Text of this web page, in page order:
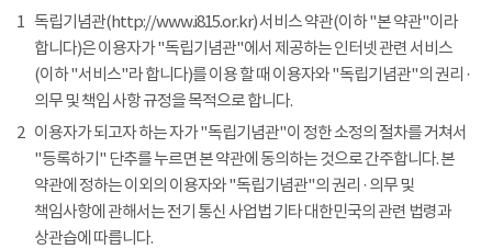
1 독립기념관(http://www.i815.or.kr) 서비스 약관(이하 "본 약관"이라
합니다)은 이용자가 "독립기념관"에서 제공하는 인터넷 관련 서비스
(이하 "서비스"라 합니다)를 이용 할 때 이용자와 "독립기념관"의 권리 ·
의무 및 책임 사항 규정을 목적으로 합니다.
2 이용자가 되고자 하는 자가 "독립기념관"이 정한 소정의 절차를 거쳐서
"등록하기" 단추를 누르면 본 약관에 동의하는 것으로 간주합니다. 본
약관에 정하는 이외의 이용자와 "독립기념관"의 권리 · 의무 및
책임사항에 관해서는 전기 통신 사업법 기타 대한민국의 관련 법령과
상관습에 따릅니다.